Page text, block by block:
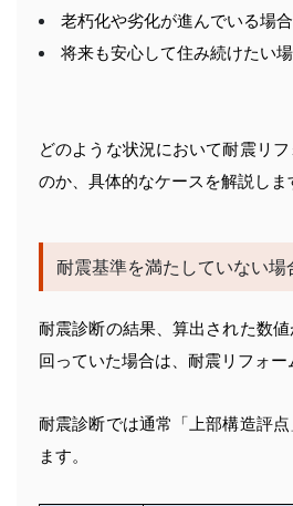
老朽化や劣化が進んでいる場合
将来も安心して住み続けたい
どのような状況において耐震リ
のか、具体的なケースを解説しま
耐震基準を満たしていない場
耐震診断の結果、算出された数
回っていた場合は、耐震リフォー
耐震診断では通常「上部構造評
ます。